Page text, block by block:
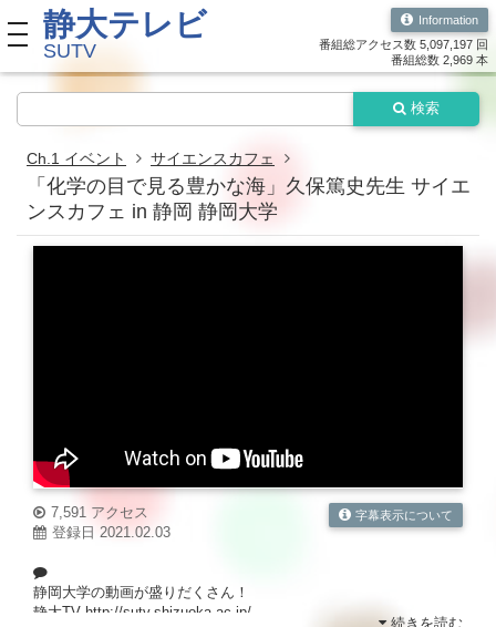
toggle navigation
静大テレビ
SUTV
Information
番組総アクセス数 5,097,197 回
番組総数 2,969 本
検索
Ch.1 イベント サイエンスカフェ
「化学の目で見る豊かな海」久保篤史先生 サイエ
ンスカフェ in 静岡 静岡大学
7,591 アクセス
登録日 2021.02.03
字幕表示について
静岡大学の動画が盛りだくさん！
静大TV http://sutv.shizuoka.ac.jp/
続きを読む